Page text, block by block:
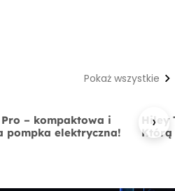
Pokaż wszystkie
Pro – kompaktowa i
pompka elektryczna!
Hiley
Którą
›